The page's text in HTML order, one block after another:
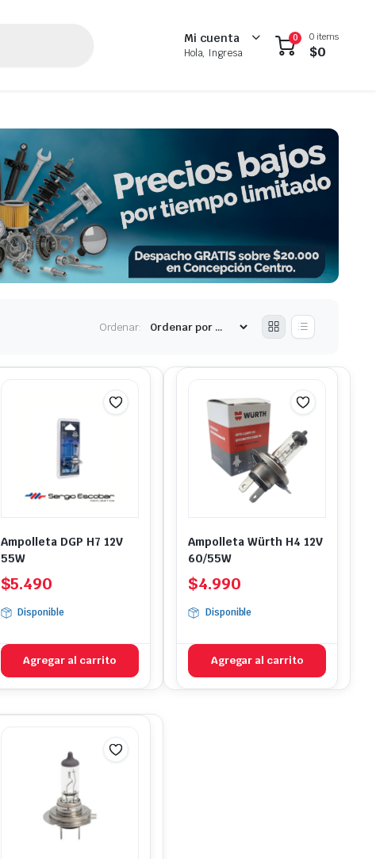
Mi cuenta
Hola, Ingresa
0 0 items
$0
Ordenar:
Ampolleta DGP H7 12V
55W
$5.490
Disponible
Agregar al carrito
Ampolleta Würth H4 12V
60/55W
$4.990
Disponible
Agregar al carrito